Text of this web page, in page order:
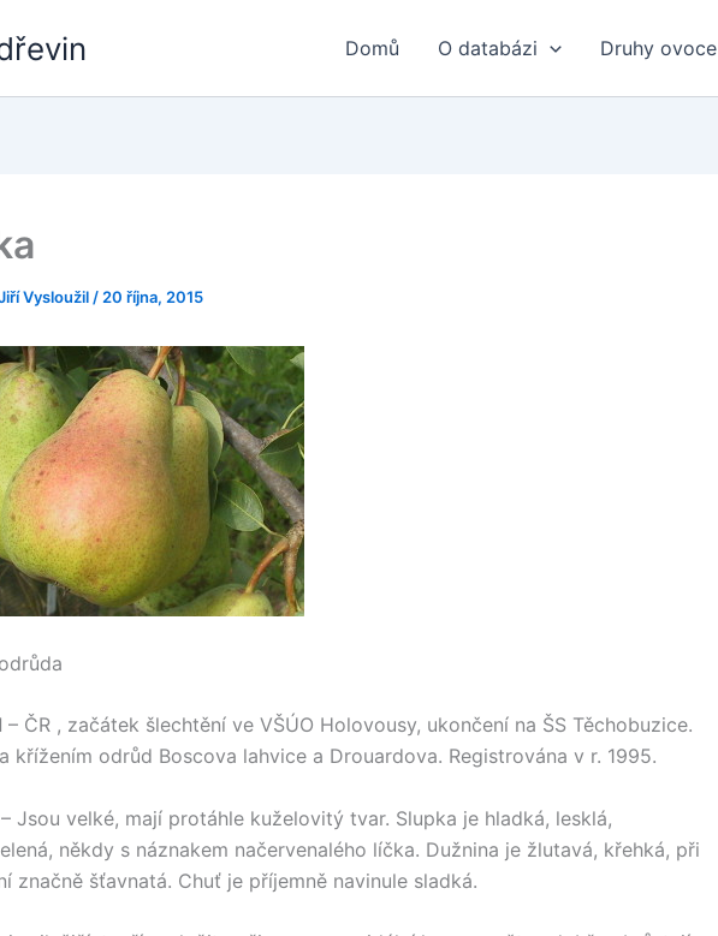
Domů O databázi Druhy ovoce
Vysloužil / 20 října, 2015
– ČR , začátek šlechtění ve VŠÚO Holovousy, ukončení na ŠS Těchobuzice.
křížením odrůd Boscova lahvice a Drouardova. Registrována v r. 1995.
– Jsou velké, mají protáhle kuželovitý tvar. Slupka je hladká, lesklá,
někdy s náznakem načervenalého líčka. Dužnina je žlutavá, křehká, při
značně šťavnatá. Chuť je příjemně navinule sladká.